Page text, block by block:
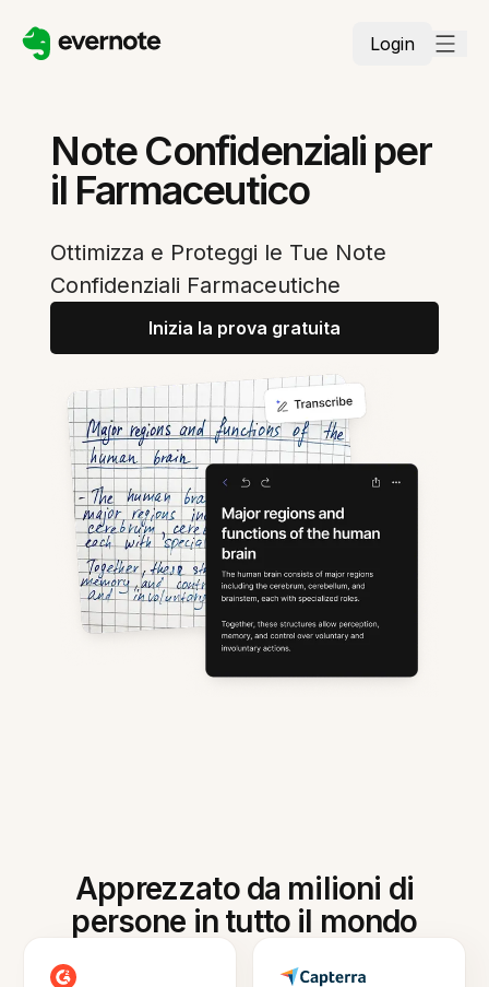
Login
Note Confidenziali per
il Farmaceutico
Ottimizza e Proteggi le Tue Note
Confidenziali Farmaceutiche
Inizia la prova gratuita
Apprezzato da milioni di
persone in tutto il mondo